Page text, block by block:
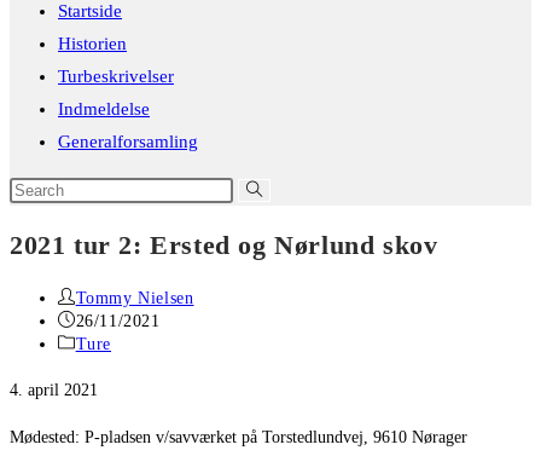
Startside
Historien
Turbeskrivelser
Indmeldelse
Generalforsamling
Search
website
2021 tur 2: Ersted og Nørlund skov
Post
author:
Tommy Nielsen
Post
published:
26/11/2021
PostTure
4. april 2021
Mødested: P-pladsen v/savværket på Torstedlundvej, 9610 Nørager